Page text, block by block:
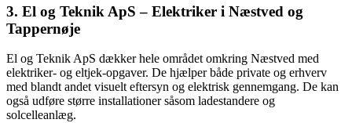
3. El og Teknik ApS – Elektriker i Næstved og
Tappernøje
El og Teknik ApS dækker hele området omkring Næstved med
elektriker- og eltjek-opgaver. De hjælper både private og erhverv
med blandt andet visuelt eftersyn og elektrisk gennemgang. De kan
også udføre større installationer såsom ladestandere og
solcelleanlæg.